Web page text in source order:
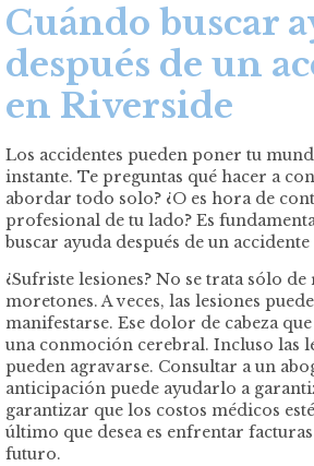
Cuándo buscar
después de un
en Riverside
Los accidentes pueden poner tu
instante. Te preguntas qué hacer a
abordar todo solo? ¿O es hora de
profesional de tu lado? Es
buscar ayuda después de un
¿Sufriste lesiones? No se trata sólo de
moretones. A veces, las lesiones
manifestarse. Ese dolor de cabeza
una conmoción cerebral. Incluso las
pueden agravarse. Consultar a un
anticipación puede ayudarlo a
garantizar que los costos médicos
último que desea es enfrentar
futuro.